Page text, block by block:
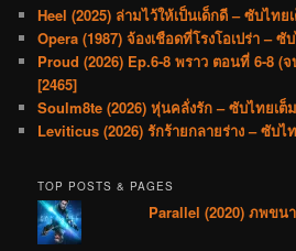
Heel (2025) ล่ามไว้ให้เป็นเด็กดี – ซับไทย
Opera (1987) จ้องเชือดที่โรงโอเปร่า – ซั
Proud (2026) Ep.6-8 พราว ตอนที่ 6-8 (จ
[2465]
Soulm8te (2026) หุ่นคลั่งรัก – ซับไทยเต็ม
Leviticus (2026) รักร้ายกลายร่าง – ซับไ
TOP POSTS & PAGES
Parallel (2020) ภพขน